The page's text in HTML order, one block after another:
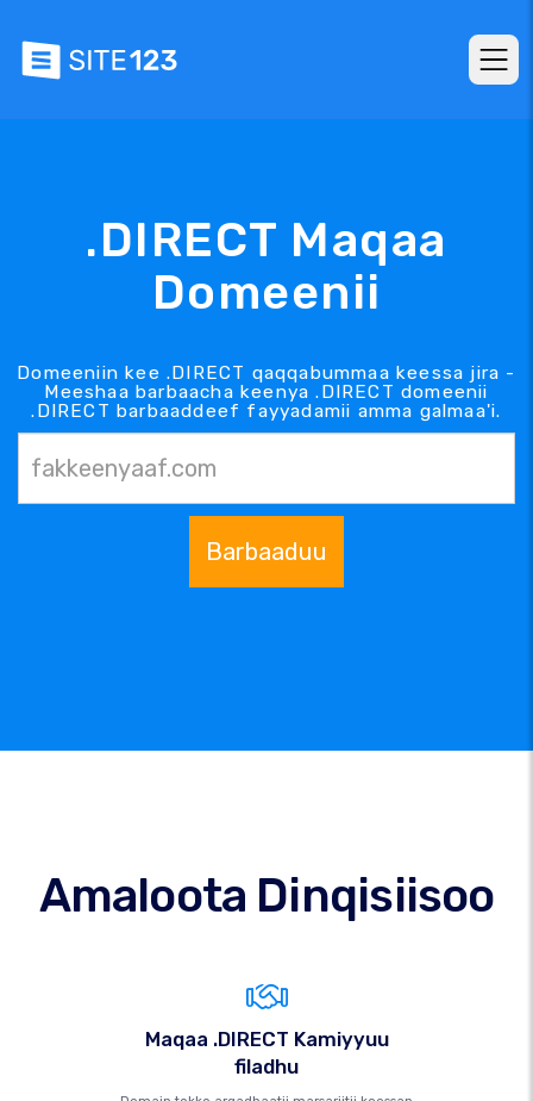
.DIRECT Maqaa
Domeenii
Domeeniin kee .DIRECT qaqqabummaa keessa jira -
Meeshaa barbaacha keenya .DIRECT domeenii
.DIRECT barbaaddeef fayyadamii amma galmaa'i.
Barbaaduu
Amaloota Dinqisiisoo
Maqaa .DIRECT Kamiyyuu
filadhu